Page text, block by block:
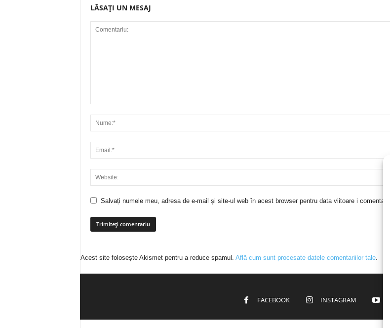
LĂSAȚI UN MESAJ
Salvați numele meu, adresa de e-mail și site-ul web în acest browser pentru data viitoare i comentariu.
Acest site folosește Akismet pentru a reduce spamul. Află cum sunt procesate datele comentariilor tale.
FACEBOOK INSTAGRAM